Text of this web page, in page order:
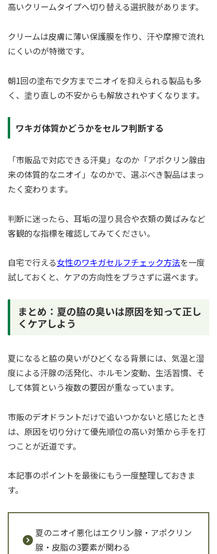
高いクリームタイプへ切り替える選択肢があります。
クリームは皮膚に薄い保護膜を作り、汗や摩擦で流れ
にくいのが特徴です。
朝1回の塗布で夕方までニオイを抑えられる製品も多
く、塗り直しの不安からも解放されやすくなります。
ワキガ体質かどうかをセルフ判断する
「市販品で対応できる汗臭」なのか「アポクリン腺由
来の体質的なニオイ」なのかで、選ぶべき製品はまっ
たく変わります。
判断に迷ったら、耳垢の湿り具合や衣類の黄ばみなど
客観的な指標を確認してみてください。
自宅で行える女性のワキガセルフチェック方法を一度
試しておくと、ケアの方向性をブラさずに選べます。
まとめ：夏の脇の臭いは原因を知って正し
くケアしよう
夏になると脇の臭いがひどくなる背景には、気温と湿
度による汗腺の活発化、ホルモン変動、生活習慣、そ
して体質という複数の要因が重なっています。
市販のデオドラントだけで追いつかないと感じたとき
は、原因を切り分けて優先順位の高い対策から手を打
つことが近道です。
本記事のポイントを最後にもう一度整理しておきま
す。
夏のニオイ悪化はエクリン腺・アポクリン
腺・皮脂の3要素が関わる